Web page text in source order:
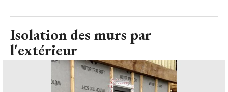
Isolation des murs par
l'extérieur